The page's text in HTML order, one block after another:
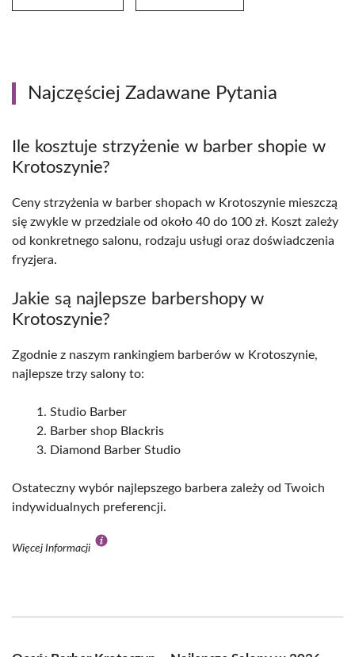
Najczęściej Zadawane Pytania
Ile kosztuje strzyżenie w barber shopie w
Krotoszynie?
Ceny strzyżenia w barber shopach w Krotoszynie mieszczą
się zwykle w przedziale od około 40 do 100 zł. Koszt zależy
od konkretnego salonu, rodzaju usługi oraz doświadczenia
fryzjera.
Jakie są najlepsze barbershopy w
Krotoszynie?
Zgodnie z naszym rankingiem barberów w Krotoszynie,
najlepsze trzy salony to:
Studio Barber
Barber shop Blackris
Diamond Barber Studio
Ostateczny wybór najlepszego barbera zależy od Twoich
indywidualnych preferencji.
Więcej Informacji